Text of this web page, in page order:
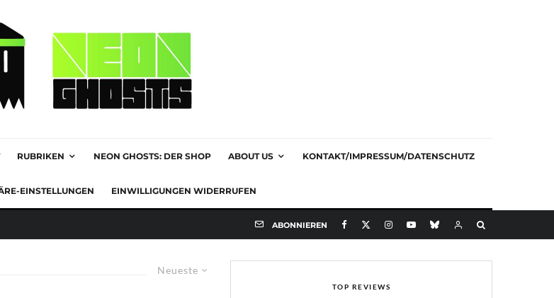
RUBRIKEN NEON GHOSTS: DER SHOP ABOUT US KONTAKT/IMPRESSUM/DATENSCHUTZ
EINSTELLUNGEN EINWILLIGUNGEN WIDERRUFEN
ABONNIEREN
Neueste
TOP REVIEWS